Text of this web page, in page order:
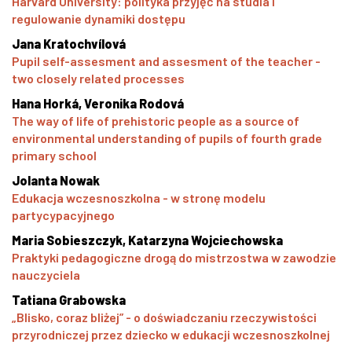
regulowanie dynamiki dostępu
Jana Kratochvílová
Pupil self-assesment and assesment of the teacher -
two closely related processes
Hana Horká, Veronika Rodová
The way of life of prehistoric people as a source of
environmental understanding of pupils of fourth grade
primary school
Jolanta Nowak
Edukacja wczesnoszkolna - w stronę modelu
partycypacyjnego
Maria Sobieszczyk, Katarzyna Wojciechowska
Praktyki pedagogiczne drogą do mistrzostwa w zawodzie
nauczyciela
Tatiana Grabowska
„Blisko, coraz bliżej” - o doświadczaniu rzeczywistości
przyrodniczej przez dziecko w edukacji wczesnoszkolnej